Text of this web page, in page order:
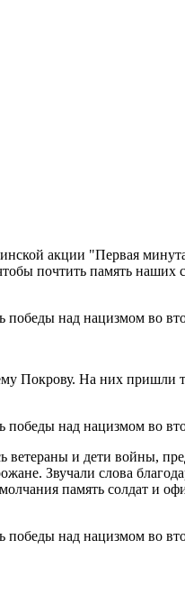
акции "Первая
почтить память
На них пришли
и дети войны,
Звучали слова
память солдат и